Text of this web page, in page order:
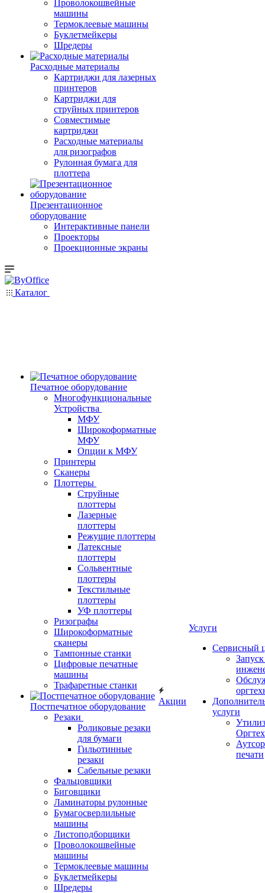
Проволокошвейные
машины
Термоклеевые машины
Буклетмейкеры
Шредеры
Расходные материалы
Картриджи для лазерных
принтеров
Картриджи для
струйных принтеров
Совместимые
картриджи
Расходные материалы
для ризографов
Рулонная бумага для
плоттера
Презентационное
оборудование
Интерактивные панели
Проекторы
Проекционные экраны
Каталог
Печатное оборудование
Многофункциональные
Устройства
МФУ
Широкоформатные
МФУ
Опции к МФУ
Принтеры
Сканеры
Плоттеры
Струйные
плоттеры
Лазерные
плоттеры
Режущие плоттеры
Латексные
плоттеры
Сольвентные
плоттеры
Текстильные
плоттеры
УФ плоттеры
Ризографы
Широкоформатные
сканеры
Тампонные станки
Цифровые печатные
машины
Трафаретные станки
Постпечатное оборудование
Резаки
Роликовые резаки
для бумаги
Гильотинные
резаки
Сабельные резаки
Фальцовщики
Биговщики
Ламинаторы рулонные
Бумагосверлильные
машины
Листоподборщики
Проволокошвейные
машины
Термоклеевые машины
Буклетмейкеры
Шредеры
Акции
Услуги
Сервисный
услуги
печати